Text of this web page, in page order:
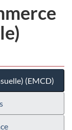
(EMCD)